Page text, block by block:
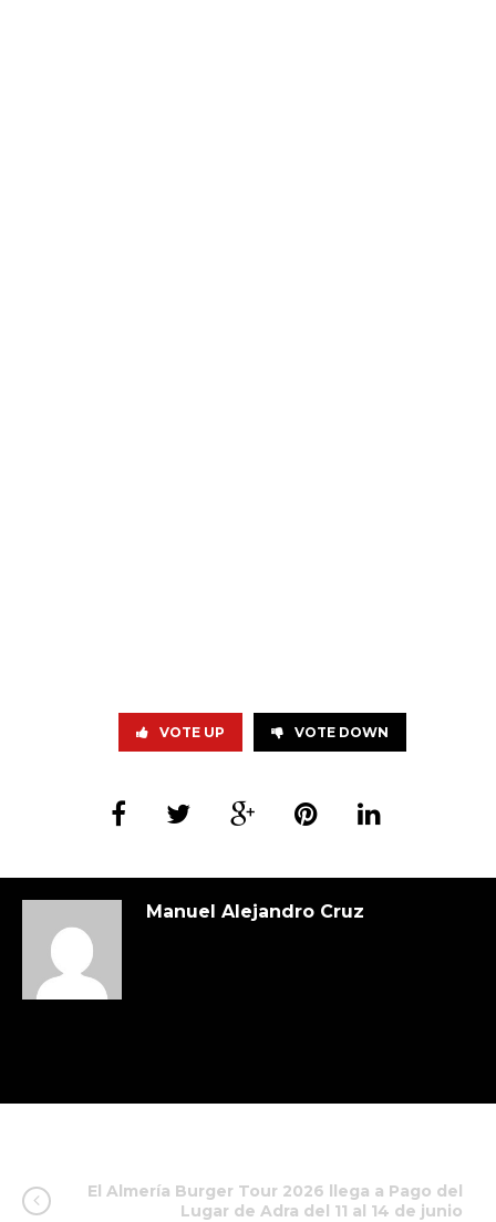
VOTE UP VOTE DOWN
Manuel Alejandro Cruz
El Almería Burger Tour 2026 llega a Pago del
Lugar de Adra del 11 al 14 de junio